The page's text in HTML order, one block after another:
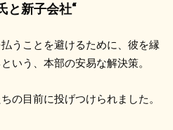
と新子会社“
うことを避けるために、彼を縁
いう、本部の安易な解決策。
の目前に投げつけられました。